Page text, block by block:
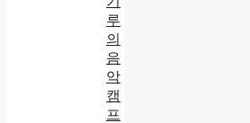
루
의
음
악
캠
프